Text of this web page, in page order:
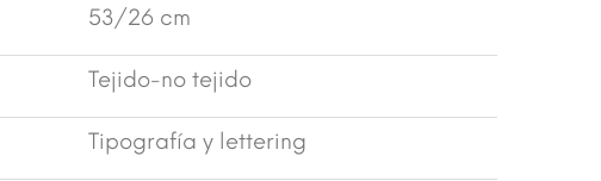
53/26 cm
Tejido-no tejido
Tipografía y lettering